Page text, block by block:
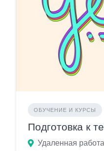
ОБУЧЕНИЕ И КУРСЫ
Подготовка к
Удаленная работа